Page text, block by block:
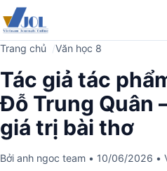
Trang chủ Văn học 8
Tác giả tác
Đỗ Trung Quân
giá trị bài thơ
Bởi anh ngoc team • 10/06/2026 •